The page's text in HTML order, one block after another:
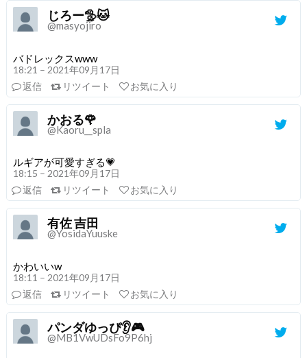
じろー🦤🐱
@masyojiro
バドレックスwww
18:21 – 2021年09月17日
返信
リツイート お気に入り
かおる🌹
@Kaoru__spla
ルギアが可愛すぎる💗
18:15 – 2021年09月17日
返信
リツイート お気に入り
有佐 吉田
@YosidaYuuske
かわいいw
18:11 – 2021年09月17日
返信
リツイート お気に入り
パンダゆっぴ👂🎮
@MB1VwUDsFo9P6hj